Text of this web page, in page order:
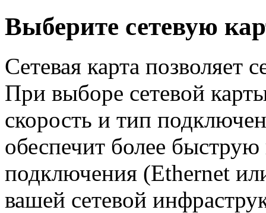
Выберите сетевую
Сетевая карта позволяет
При выборе сетевой
скорость и тип
обеспечит более
подключения (Ethernet
вашей сетевой